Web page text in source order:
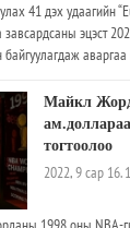
41 дэх удаагийн
эцэст
дөрөв дэх түрүүгээ
Майкл
тогтоолоо
2022, 9 сар 16.